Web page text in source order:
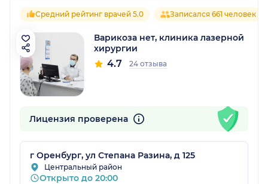
Средний рейтинг врачей 5.0 Записался 661 человек
Варикоза нет, клиника лазерной
хирургии
4.7 24 отзыва
Лицензия проверена
г Оренбург, ул Степана Разина, д 125
Центральный район
Открыто до 20:00